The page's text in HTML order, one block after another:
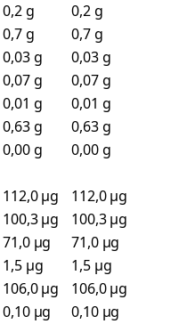
0,2 g
0,2 g
0,7 g
0,7 g
0,03 g
0,03 g
0,07 g
0,07 g
0,01 g
0,01 g
0,63 g
0,63 g
0,00 g
0,00 g
112,0 µg
112,0 µg
100,3 µg
100,3 µg
71,0 µg
71,0 µg
1,5 µg
1,5 µg
106,0 µg
106,0 µg
0,10 µg
0,10 µg